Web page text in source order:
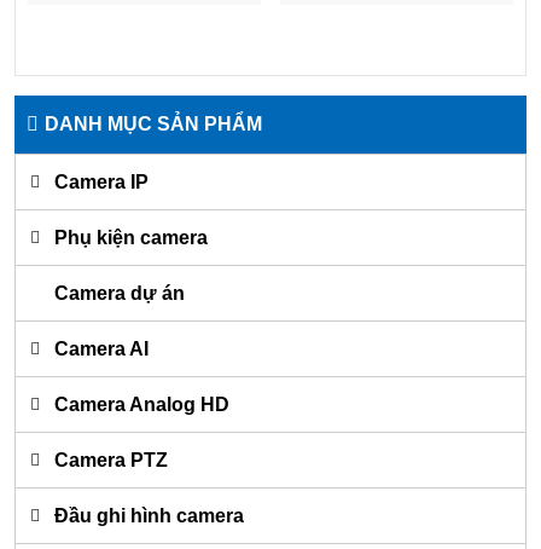
DANH MỤC SẢN PHẨM
Camera IP
Phụ kiện camera
Camera dự án
Camera AI
Camera Analog HD
Camera PTZ
Đầu ghi hình camera